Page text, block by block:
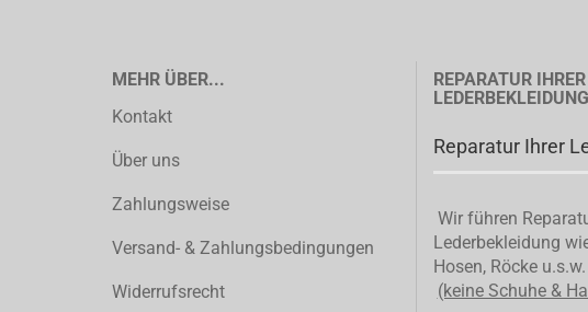
MEHR ÜBER...
Kontakt
Über uns
Zahlungsweise
Versand- & Zahlungsbedingungen
Widerrufsrecht
REPARATUR IHRER
LEDERBEKLEIDUNG
Reparatur Ihrer
Wir führen
Lederbekleidung
Hosen, Röcke
(keine Schuhe &